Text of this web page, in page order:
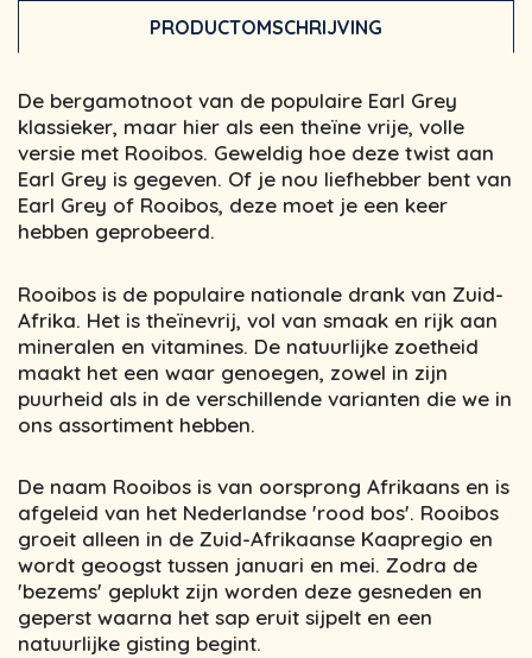
PRODUCTOMSCHRIJVING
De bergamotnoot van de populaire Earl Grey
klassieker, maar hier als een theïne vrije, volle
versie met Rooibos. Geweldig hoe deze twist aan
Earl Grey is gegeven. Of je nou liefhebber bent van
Earl Grey of Rooibos, deze moet je een keer
hebben geprobeerd.
Rooibos is de populaire nationale drank van Zuid-
Afrika. Het is theïnevrij, vol van smaak en rijk aan
mineralen en vitamines. De natuurlijke zoetheid
maakt het een waar genoegen, zowel in zijn
puurheid als in de verschillende varianten die we in
ons assortiment hebben.
De naam Rooibos is van oorsprong Afrikaans en is
afgeleid van het Nederlandse 'rood bos'. Rooibos
groeit alleen in de Zuid-Afrikaanse Kaapregio en
wordt geoogst tussen januari en mei. Zodra de
'bezems' geplukt zijn worden deze gesneden en
geperst waarna het sap eruit sijpelt en een
natuurlijke gisting begint.